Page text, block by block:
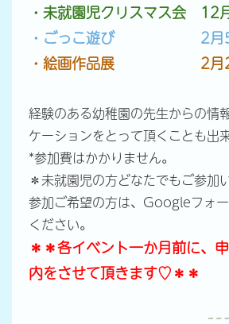
・未就園児クリスマス会 12
・ごっこ遊び 2月5日
・絵画作品展 2月25
経験のある幼稚園の先生からの情
ケーションをとって頂くことも出
*参加費はかかりません。
＊未就園児の方どなたでもご参加
参加ご希望の方は、Googleフォ
ください。
＊＊各イベント一か月前に、
内をさせて頂きます♡＊＊